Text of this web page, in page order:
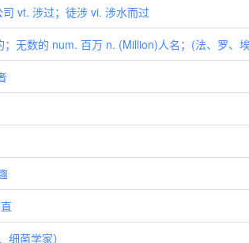
vt. 涉过；徒涉 vi. 涉水而过
数的 num. 百万 n. (Million)人名；(法、罗、
菌学家）